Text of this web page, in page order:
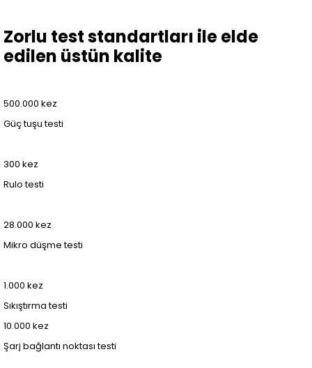
Zorlu test standartları ile elde
edilen üstün kalite
500.000 kez
Güç tuşu testi
300 kez
Rulo testi
28.000 kez
Mikro düşme testi
1.000 kez
Sıkıştırma testi
10.000 kez
Şarj bağlantı noktası testi